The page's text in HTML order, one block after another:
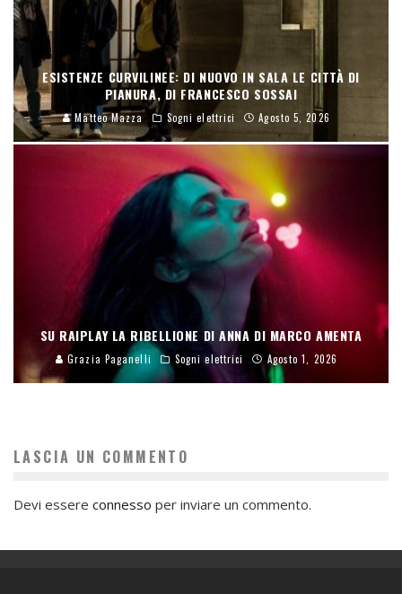
ESISTENZE CURVILINEE: DI NUOVO IN SALA LE CITTÀ DI
PIANURA, DI FRANCESCO SOSSAI
Matteo Mazza Sogni elettrici Agosto 5, 2026
SU RAIPLAY LA RIBELLIONE DI ANNA DI MARCO AMENTA
Grazia Paganelli Sogni elettrici Agosto 1, 2026
LASCIA UN COMMENTO
Devi essere connesso per inviare un commento.